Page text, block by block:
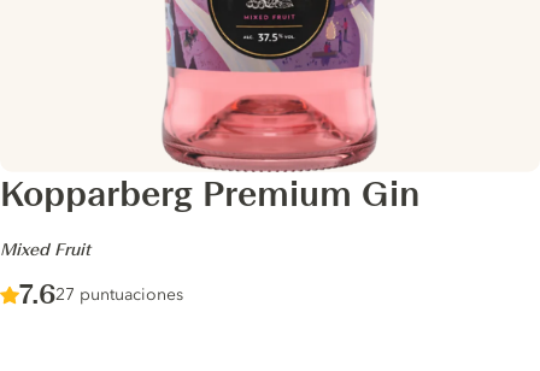
Kopparberg Premium Gin
-
Mixed Fruit
Score :
7.6/ 10
27 puntuaciones